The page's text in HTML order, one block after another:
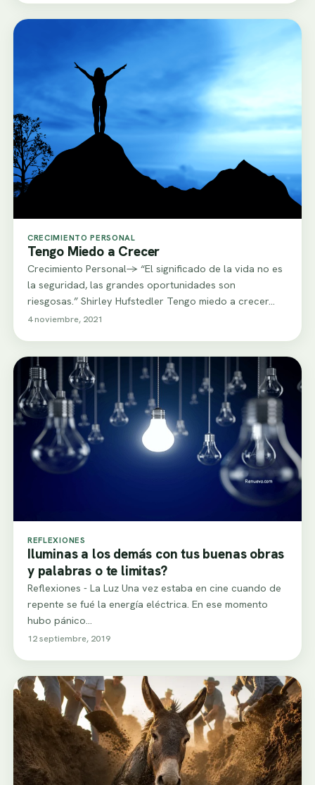
CRECIMIENTO PERSONAL
Tengo Miedo a Crecer
Crecimiento Personal-> “El significado de la vida no es
la seguridad, las grandes oportunidades son
riesgosas.” Shirley Hufstedler Tengo miedo a crecer…
4 noviembre, 2021
REFLEXIONES
Iluminas a los demás con tus buenas obras
y palabras o te limitas?
Reflexiones - La Luz Una vez estaba en cine cuando de
repente se fué la energía eléctrica. En ese momento
hubo pánico…
12 septiembre, 2019